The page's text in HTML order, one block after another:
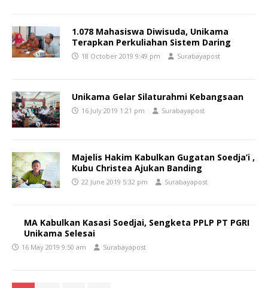
1.078 Mahasiswa Diwisuda, Unikama
Terapkan Perkuliahan Sistem Daring
18 October 2019 9:49 pm Surabayapost
Unikama Gelar Silaturahmi Kebangsaan
16 July 2019 1:21 pm Surabayapost
Majelis Hakim Kabulkan Gugatan Soedja’i ,
Kubu Christea Ajukan Banding
22 June 2019 5:32 pm Surabayapost
MA Kabulkan Kasasi Soedjai, Sengketa PPLP PT PGRI
Unikama Selesai
16 May 2019 9:50 am Surabayapost